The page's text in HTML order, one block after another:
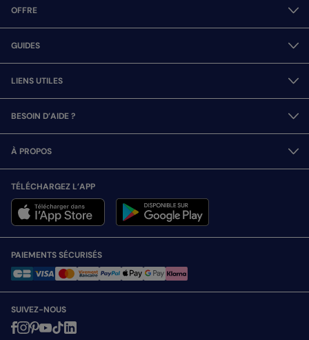
OFFRE
GUIDES
LIENS UTILES
BESOIN D’AIDE ?
À PROPOS
TÉLÉCHARGEZ L’APP
PAIEMENTS SÉCURISÉS
SUIVEZ-NOUS